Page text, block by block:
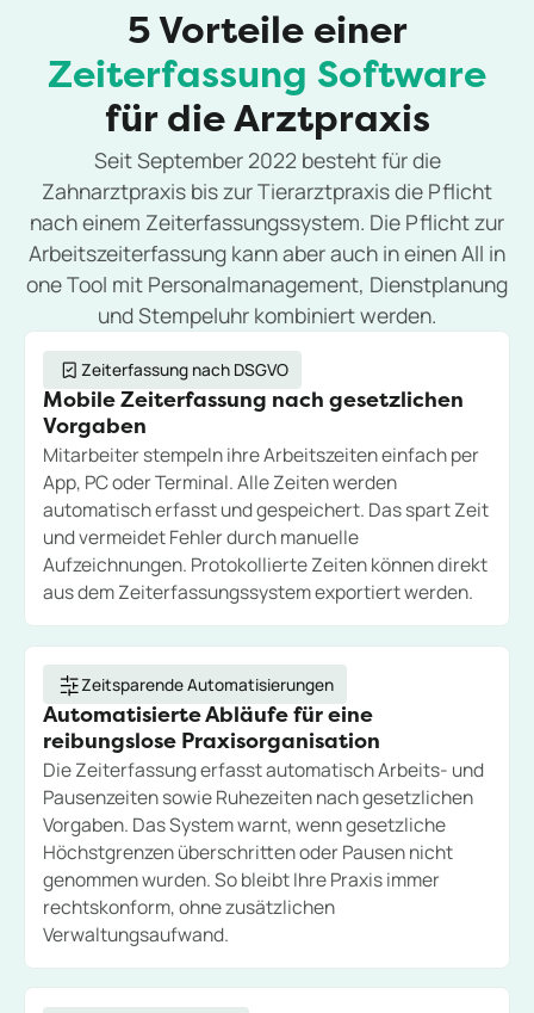
5 Vorteile einer
Zeiterfassung Software
für die Arztpraxis
Seit September 2022 besteht für die
Zahnarztpraxis bis zur Tierarztpraxis die Pflicht
nach einem Zeiterfassungssystem. Die Pflicht zur
Arbeitszeiterfassung kann aber auch in einen All in
one Tool mit Personalmanagement, Dienstplanung
und Stempeluhr kombiniert werden.
Zeiterfassung nach DSGVO
Mobile Zeiterfassung nach gesetzlichen
Vorgaben
Mitarbeiter stempeln ihre Arbeitszeiten einfach per
App, PC oder Terminal. Alle Zeiten werden
automatisch erfasst und gespeichert. Das spart Zeit
und vermeidet Fehler durch manuelle
Aufzeichnungen. Protokollierte Zeiten können direkt
aus dem Zeiterfassungssystem exportiert werden.
Zeitsparende Automatisierungen
Automatisierte Abläufe für eine
reibungslose Praxisorganisation
Die Zeiterfassung erfasst automatisch Arbeits- und
Pausenzeiten sowie Ruhezeiten nach gesetzlichen
Vorgaben. Das System warnt, wenn gesetzliche
Höchstgrenzen überschritten oder Pausen nicht
genommen wurden. So bleibt Ihre Praxis immer
rechtskonform, ohne zusätzlichen
Verwaltungsaufwand.